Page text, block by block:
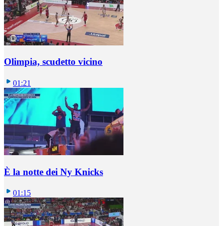
Olimpia, scudetto vicino
01:21
È la notte dei Ny Knicks
01:15